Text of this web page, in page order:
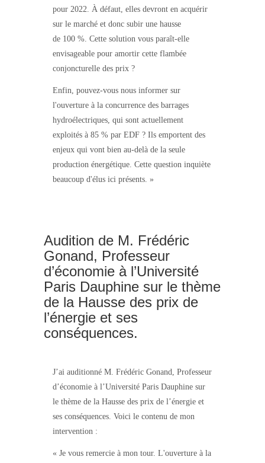
pour 2022. À défaut, elles devront en acquérir
sur le marché et donc subir une hausse
de 100 %. Cette solution vous paraît-elle
envisageable pour amortir cette flambée
conjoncturelle des prix ?
Enfin, pouvez-vous nous informer sur
l'ouverture à la concurrence des barrages
hydroélectriques, qui sont actuellement
exploités à 85 % par EDF ? Ils emportent des
enjeux qui vont bien au-delà de la seule
production énergétique. Cette question inquiète
beaucoup d'élus ici présents. »
Audition de M. Frédéric
Gonand, Professeur
d’économie à l’Université
Paris Dauphine sur le thème
de la Hausse des prix de
l’énergie et ses
conséquences.
J’ai auditionné M. Frédéric Gonand, Professeur
d’économie à l’Université Paris Dauphine sur
le thème de la Hausse des prix de l’énergie et
ses conséquences. Voici le contenu de mon
intervention :
« Je vous remercie à mon tour. L'ouverture à la